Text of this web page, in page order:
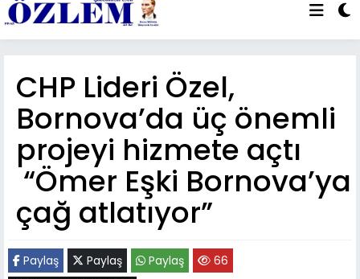
CHP Lideri Özel,
Bornova’da üç önemli
projeyi hizmete açtı
“Ömer Eşki Bornova’ya
çağ atlatıyor”
Paylaş Paylaş Paylaş
66